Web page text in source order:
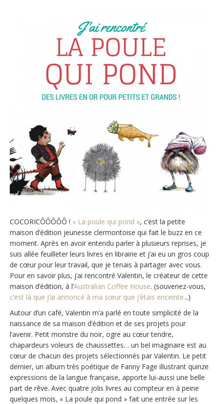
COCORICÔÔÔÔÔ ! « La poule qui pond », c’est la petite
maison d’édition jeunesse clermontoise qui fait le buzz en ce
moment. Après en avoir entendu parler à plusieurs reprises, je
suis allée feuilleter leurs livres en librairie et j’ai eu un gros coup
de cœur pour leur travail, que je tenais à partager avec vous.
Pour en savoir plus, j’ai rencontré Valentin, le créateur de cette
maison d’édition, à l’Australian Coffee House. (souvenez-vous,
c’est là que j’ai annoncé à ma sœur que j’étais enceinte...)
Autour d’un café, Valentin m’a parlé en toute simplicité de la
naissance de sa maison d’édition et de ses projets pour
l’avenir. Petit monstre du noir, ogre au cœur tendre,
chapardeurs voleurs de chaussettes… un bel imaginaire est au
cœur de chacun des projets sélectionnés par Valentin. Le petit
dernier, un album très poétique de Fanny Fage illustrant quinze
expressions de la langue française, apporte lui-aussi une belle
part de rêve. Avec quatre jolis livres au compteur en à peine
quelques mois, « La poule qui pond » fait une entrée sur les